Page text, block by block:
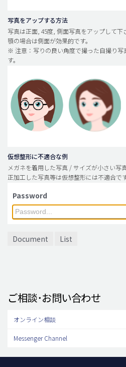
安全整形
料金一覧
ご相談のお問い合わせ
写真をアップする方法
写真は正面, 45度, 側面写真をアップして下
顎の場合は側面が効果的です。
※ 注意：写りの良い角度で撮った自撮り写
す。
仮想整形に不適合な例
メガネを着用した写真 / サイズが小さい
正加工した写真等は仮想整形には不適合です
Password
Document List
ご相談･お問い合わせ
オンライン相談
Messenger Channel